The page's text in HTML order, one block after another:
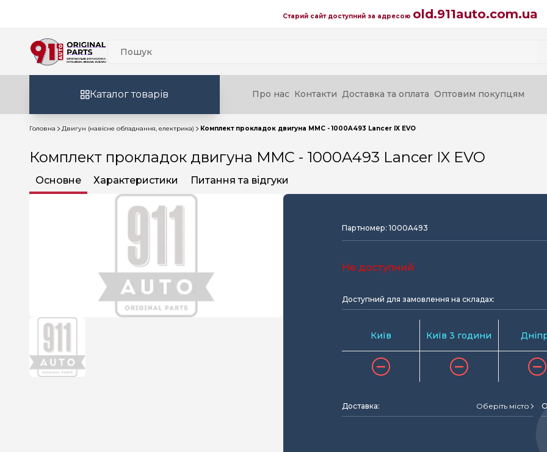
Старий сайт доступний за адресою old.911auto.com.ua
Каталог товарів Про нас Контакти Доставка та оплата Оптовим покупцям
Головна Двигун (навісне обладнання, електрика) Комплект прокладок двигуна MMC - 1000A493 Lancer IX EVO
Комплект прокладок двигуна MMC - 1000A493 Lancer IX EVO
Основне Характеристики Питання та відгуки
Партномер: 1000A493
Не доступний
Доступний для замовлення на складах:
Київ Київ 3 години
Доставка: Оберіть місто